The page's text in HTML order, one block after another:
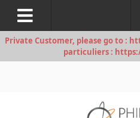
Private Customer, please go to :
particuliers :